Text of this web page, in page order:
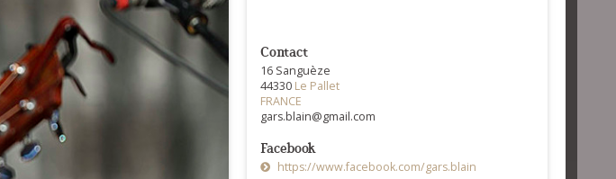
Contact
16 Sanguèze
44330 Le Pallet
FRANCE
gars.blain@gmail.com
Facebook
https://www.facebook.com/gars.blain